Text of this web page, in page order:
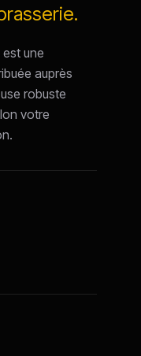
une
auprès
robuste
votre